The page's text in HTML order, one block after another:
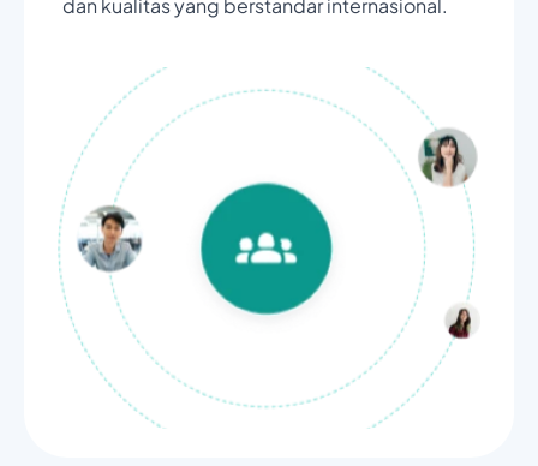
dan kualitas yang berstandar internasional.